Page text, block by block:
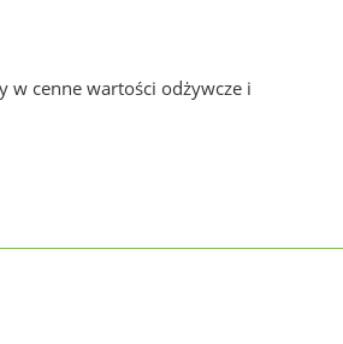
w cenne wartości odżywcze i